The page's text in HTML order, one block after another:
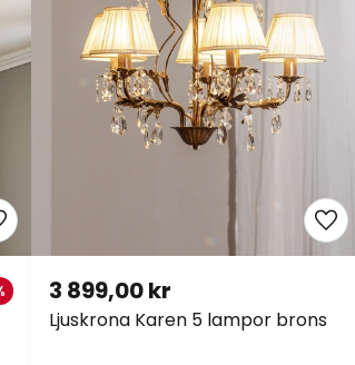
Ljuskrona Karen 5 lampor brons
3 899,00 kr
Extra rabatt
13 % rabattfrån 1799 kr
på nästan allt*
Kod: